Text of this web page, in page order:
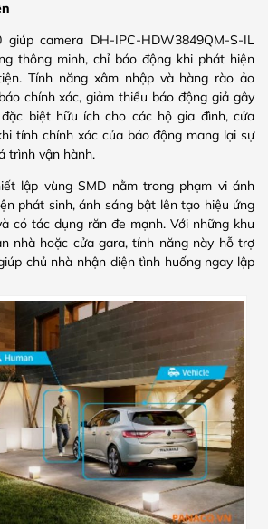
giúp camera DH-IPC-HDW3849QM-S-IL
thông minh, chỉ báo động khi phát hiện
Tính năng xâm nhập và hàng rào ảo
chính xác, giảm thiểu báo động giả gây
biệt hữu ích cho các hộ gia đình, cửa
tính chính xác của báo động mang lại sự
trình vận hành.
lập vùng SMD nằm trong phạm vi ánh
phát sinh, ánh sáng bật lên tạo hiệu ứng
có tác dụng răn đe mạnh. Với những khu
nhà hoặc cửa gara, tính năng này hỗ trợ
chủ nhà nhận diện tình huống ngay lập